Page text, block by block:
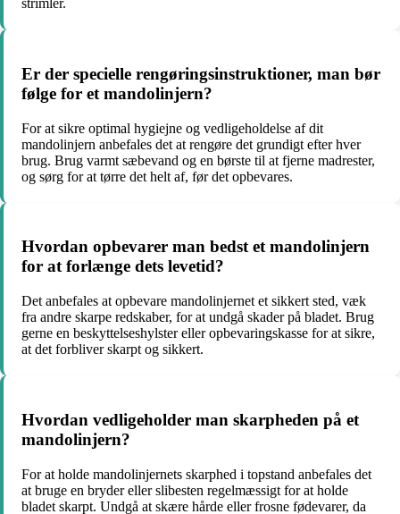
strimler.
Er der specielle rengøringsinstruktioner, man bør
følge for et mandolinjern?
For at sikre optimal hygiejne og vedligeholdelse af dit
mandolinjern anbefales det at rengøre det grundigt efter hver
brug. Brug varmt sæbevand og en børste til at fjerne madrester,
og sørg for at tørre det helt af, før det opbevares.
Hvordan opbevarer man bedst et mandolinjern
for at forlænge dets levetid?
Det anbefales at opbevare mandolinjernet et sikkert sted, væk
fra andre skarpe redskaber, for at undgå skader på bladet. Brug
gerne en beskyttelseshylster eller opbevaringskasse for at sikre,
at det forbliver skarpt og sikkert.
Hvordan vedligeholder man skarpheden på et
mandolinjern?
For at holde mandolinjernets skarphed i topstand anbefales det
at bruge en bryder eller slibesten regelmæssigt for at holde
bladet skarpt. Undgå at skære hårde eller frosne fødevarer, da